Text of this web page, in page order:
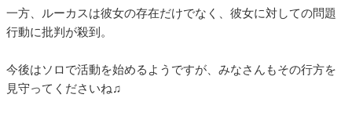
一方、ルーカスは彼女の存在だけでなく、彼女に対しての問題
行動に批判が殺到。
今後はソロで活動を始めるようですが、みなさんもその行方を
見守ってくださいね♫